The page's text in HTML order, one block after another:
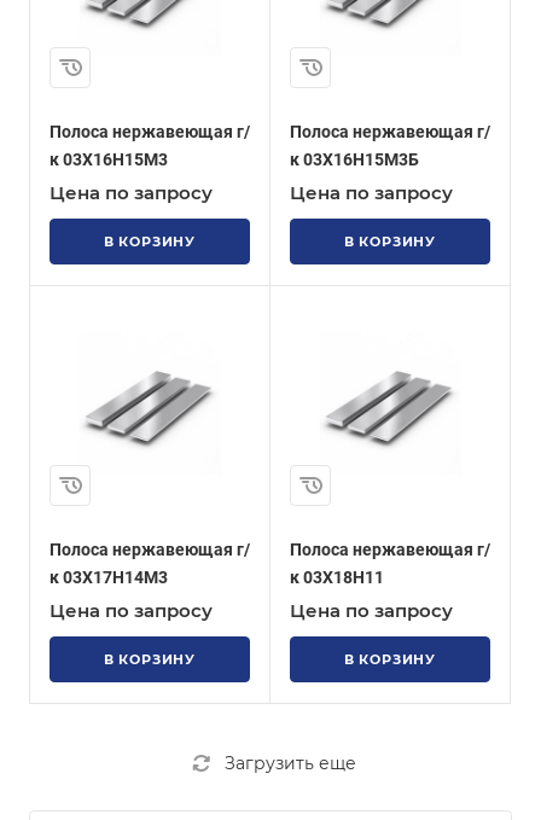
Полоса нержавеющая г/
к 03Х16Н15М3
Цена по запросу
В КОРЗИНУ
Полоса нержавеющая г/
к 03Х16Н15М3Б
Цена по запросу
В КОРЗИНУ
Полоса нержавеющая г/
к 03Х17Н14М3
Цена по запросу
В КОРЗИНУ
Полоса нержавеющая г/
к 03Х18Н11
Цена по запросу
В КОРЗИНУ
Загрузить еще